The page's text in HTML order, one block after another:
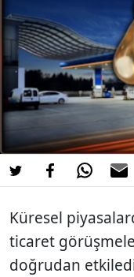
Küresel
ticaret
doğrudan